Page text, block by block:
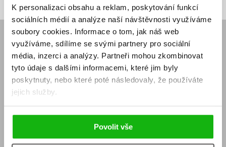
K personalizaci obsahu a reklam, poskytování funkcí
sociálních médií a analýze naší návštěvnosti využíváme
soubory cookies. Informace o tom, jak náš web
využíváme, sdílíme se svými partnery pro sociální
média, inzerci a analýzy. Partneři mohou zkombinovat
tyto údaje s dalšími informacemi, které jim byly
poskytnuty, nebo které poté následovaly, že používáte
jejich služby.
Povolit vše
E-SHOP
Aktuality
Naši autoři
Obchodní podmínky
Jak nakoupit
Knižní novinky
Dárkové poukazy
Affiliate program
KONTAKTY